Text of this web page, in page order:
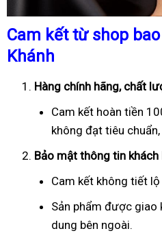
Cam kết từ shop
Khánh
Hàng chính hãng, chất
Cam kết hoàn tiền
không đạt tiêu
Bảo mật thông tin khách
Cam kết không tiết
Sản phẩm được giao
dung bên ngoài.